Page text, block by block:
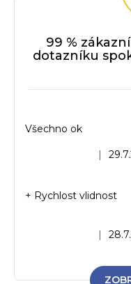
99 %
dotazníku
Hodnocení obchodu
|
Všechno ok
Hodnocení obchodu
|
+ Rychlost vlidnost